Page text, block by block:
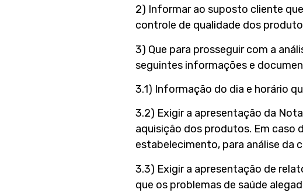
2) Informar ao suposto cliente
controle de qualidade dos
3) Que para prosseguir com a
seguintes informações e
3.1) Informação do dia e horário
3.2) Exigir a apresentação da
aquisição dos produtos. Em caso
estabelecimento, para análise da
3.3) Exigir a apresentação de
que os problemas de saúde